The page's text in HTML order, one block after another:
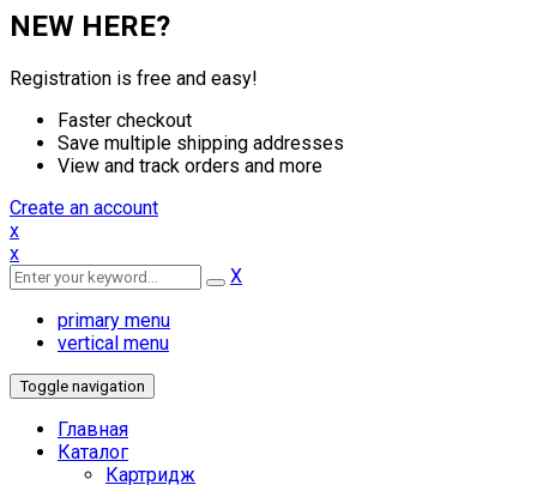
NEW HERE?
Registration is free and easy!
Faster checkout
Save multiple shipping addresses
View and track orders and more
Create an account
x
x
X
primary menu
vertical menu
Toggle navigation
Главная
Каталог
Картридж